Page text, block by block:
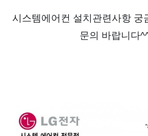
시스템에어컨 설치관련사항 궁
문의 바랍니다